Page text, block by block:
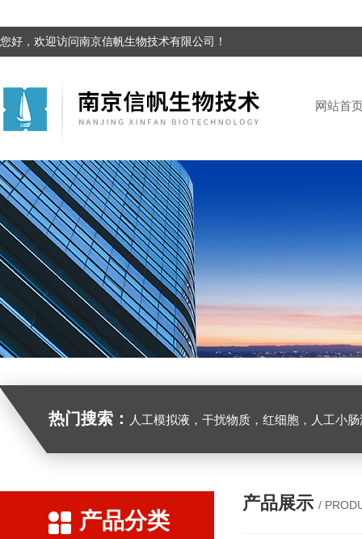
您好，欢迎访问南京信帆生物技术有限公司！
网站首
热门搜索： 人工模拟液，干扰物质，红细胞，人工小
产品分类
产品展示 /